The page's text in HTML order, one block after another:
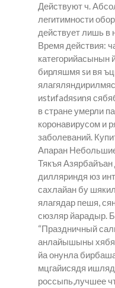
Действуют ч.
легитимности
действует лишь в
Время действия:
категорийасынын
бирляшмя sи вя
иstиfadяsиnя
в стране умерли
коронавирусом и
заболеваний.
Апаран
Тякъя
дилляриндя юз
сахлайан бу
ялагядар пешя,
сюзляр йарадыр.
“Праздничный
анлайышыны
йа онунла
мцгайисядя
россыпь,лучшее